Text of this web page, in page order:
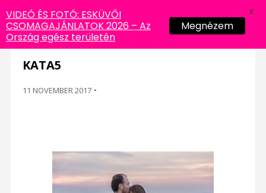
KATA5
11 NOVEMBER 2017 -
VIDEÓ ÉS FOTÓ: ESKÜVŐI
CSOMAGAJÁNLATOK 2026 – Az
Ország egész területén
Megnézem
X